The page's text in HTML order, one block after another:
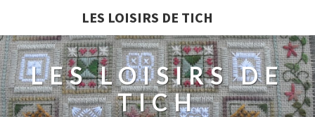
LES LOISIRS DE TICH
LES LOISIRS DE
TICH